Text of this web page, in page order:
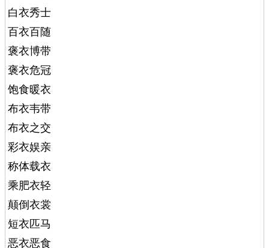
白衣秀士
百衣百随
褒衣博带
褒衣危冠
饱食暖衣
布衣韦带
布衣之交
彩衣娱亲
称体载衣
乘肥衣轻
颠倒衣裳
短衣匹马
恶衣恶食